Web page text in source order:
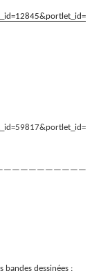
bandes dessinées :